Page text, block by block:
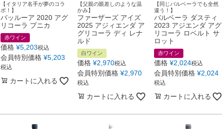
【イタリア名手が夢のコラ
ボ！】
バッルーア 2020 アグ
リコーラ プニカ
赤ワイン
価格 ¥5,203税込
会員特別価格 ¥5,203
税込
カートに入れる
【父親の眼差しのような温
かみ】
ファーザーズ アイズ
2025 アジィエンダ ア
グリコーラ ディ レナ
ルド
白ワイン
価格 ¥2,970税込
会員特別価格 ¥2,970
税込
カートに入れる
【同じバルベーラでも全然
違う！】
バルベーラ ダスティ
2023 アジエンダ アグ
リコーラ ロベルト サ
ロット
赤ワイン
価格 ¥2,024税込
会員特別価格 ¥2,024
税込
カートに入れる